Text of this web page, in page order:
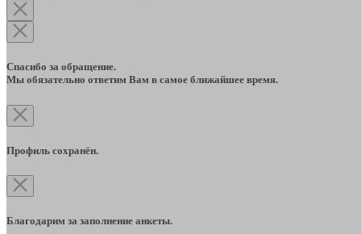
Спасибо за обращение.
Мы обязательно ответим Вам в самое ближайшее время.
Профиль сохранён.
Благодарим за заполнение анкеты.